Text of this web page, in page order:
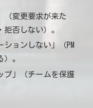
（変更要求が来た
拒否しない）。
ションしない」（PM
。
プ」（チームを保護